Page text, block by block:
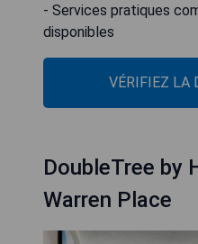
- Services pratiques
disponibles
VÉRIFIEZ LA
DoubleTree by
Warren Place